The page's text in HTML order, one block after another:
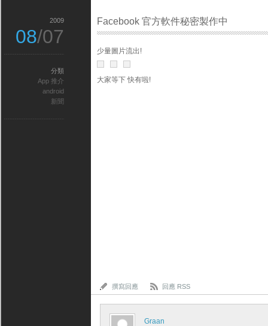
Facebook 官方軟件秘密製作中
少量圖片流出!
大家等下 快有啦!
2009
08/07
分類
App 推介
android
新聞
撰寫回應 回應 RSS
Graan